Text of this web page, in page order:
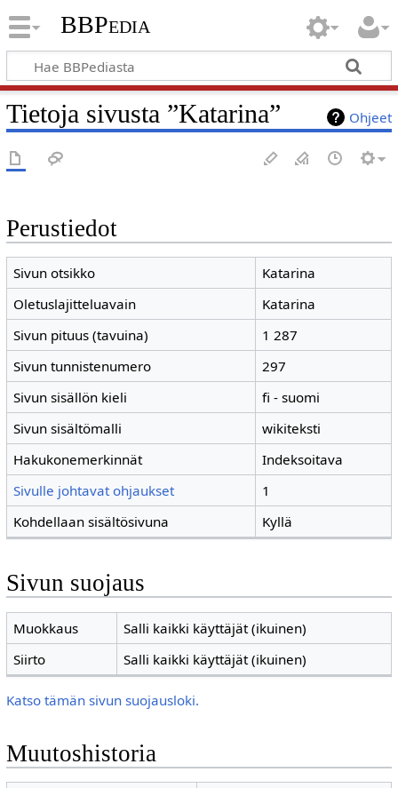
BBPedia
Ohjeet
Tietoja sivusta ”Katarina”
Perustiedot
Sivun otsikko
Katarina
Oletuslajitteluavain
Katarina
Sivun pituus (tavuina)
1 287
Sivun tunnistenumero
297
Sivun sisällön kieli
fi - suomi
Sivun sisältömalli
wikiteksti
Hakukonemerkinnät
Indeksoitava
Sivulle johtavat ohjaukset
1
Kohdellaan sisältösivuna
Kyllä
Sivun suojaus
Muokkaus
Salli kaikki käyttäjät (ikuinen)
Siirto
Salli kaikki käyttäjät (ikuinen)
Katso tämän sivun suojausloki.
Muutoshistoria